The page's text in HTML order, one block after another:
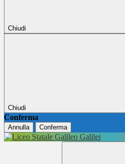
Chiudi
Chiudi
Conferma
Annulla Conferma